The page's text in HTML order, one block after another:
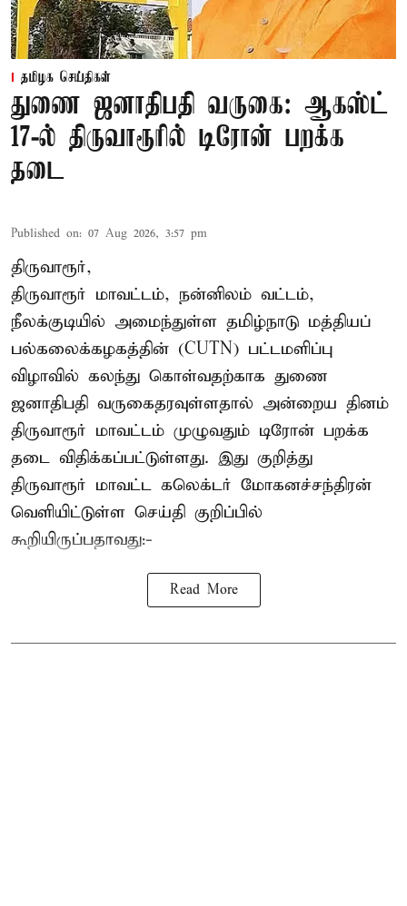
தமிழக செய்திகள்
துணை ஜனாதிபதி வருகை: ஆகஸ்ட்
17-ல் திருவாரூரில் டிரோன் பறக்க
தடை
Published on: 07 Aug 2026, 3:57 pm
திருவாரூர்,
திருவாரூர் மாவட்டம், நன்னிலம் வட்டம்,
நீலக்குடியில் அமைந்துள்ள தமிழ்நாடு மத்தியப்
பல்கலைக்கழகத்தின் (CUTN) பட்டமளிப்பு
விழாவில் கலந்து கொள்வதற்காக துணை
ஜனாதிபதி வருகைதரவுள்ளதால் அன்றைய தினம்
திருவாரூர் மாவட்டம் முழுவதும் டிரோன் பறக்க
தடை விதிக்கப்பட்டுள்ளது. இது குறித்து
திருவாரூர் மாவட்ட கலெக்டர் மோகனச்சந்திரன்
வெளியிட்டுள்ள செய்தி குறிப்பில்
கூறியிருப்பதாவது:-
Read More